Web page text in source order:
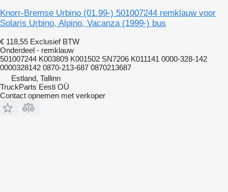
Knorr-Bremse Urbino (01.99-) 501007244 remklauw voor
Solaris Urbino, Alpino, Vacanza (1999-) bus
€ 118,55 Exclusief BTW
Onderdeel - remklauw
501007244 K003809 K001502 SN7206 K011141 0000-328-142
0000328142 0870-213-687 0870213687
Estland, Tallinn
TruckParts Eesti OÜ
Contact opnemen met verkoper